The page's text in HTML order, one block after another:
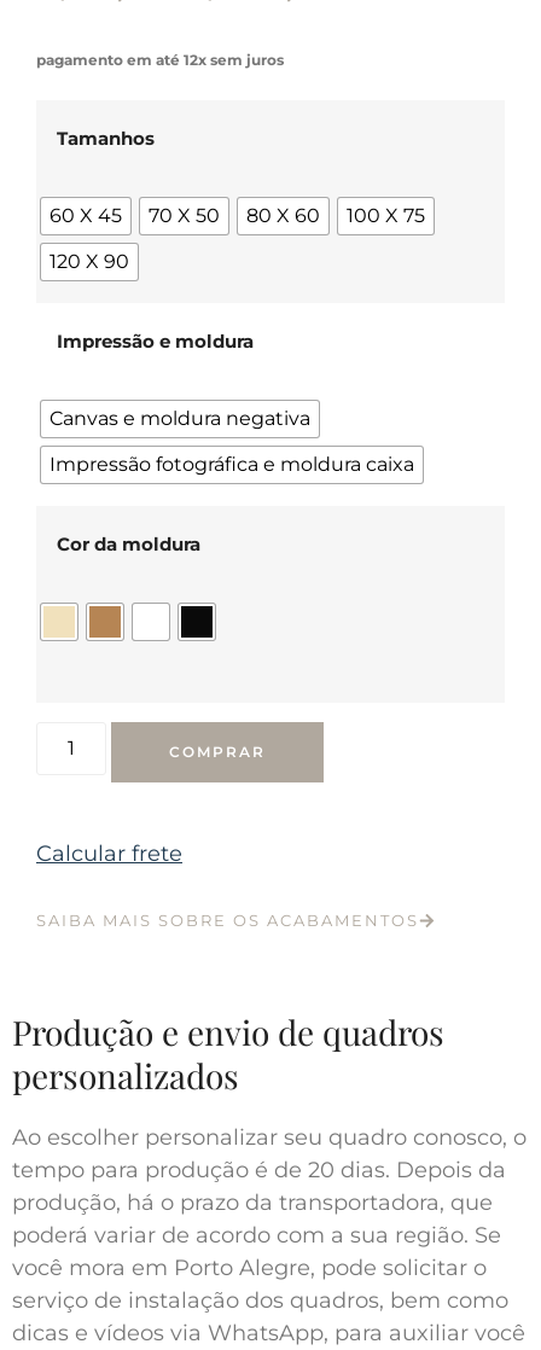
pagamento em até 12x sem juros
Tamanhos
60 X 45 70 X 50 80 X 60
100 X 75
120 X 90
Impressão e moldura
Canvas e moldura negativa
Impressão fotográfica e moldura caixa
Cor da moldura
COMPRAR
Calcular frete
SAIBA MAIS SOBRE OS ACABAMENTOS
Produção e envio de quadros
personalizados
Ao escolher personalizar seu quadro conosco, o
tempo para produção é de 20 dias. Depois da
produção, há o prazo da transportadora, que
poderá variar de acordo com a sua região. Se
você mora em Porto Alegre, pode solicitar o
serviço de instalação dos quadros, bem como
dicas e vídeos via WhatsApp, para auxiliar você